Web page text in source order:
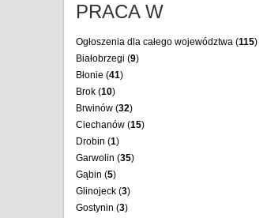
PRACA W
Ogłoszenia dla całego województwa (115)
Białobrzegi (9)
Błonie (41)
Brok (10)
Brwinów (32)
Ciechanów (15)
Drobin (1)
Garwolin (35)
Gąbin (5)
Glinojeck (3)
Gostynin (3)